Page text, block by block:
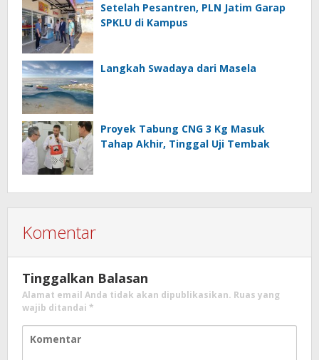
Setelah Pesantren, PLN Jatim Garap
SPKLU di Kampus
Langkah Swadaya dari Masela
Proyek Tabung CNG 3 Kg Masuk
Tahap Akhir, Tinggal Uji Tembak
Komentar
Tinggalkan Balasan
Alamat email Anda tidak akan dipublikasikan. Ruas yang
wajib ditandai *